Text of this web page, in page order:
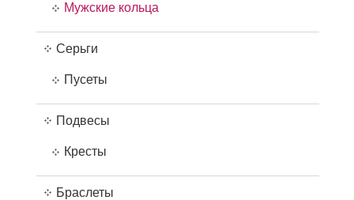
Мужские кольца
Серьги
Пусеты
Подвесы
Кресты
Браслеты